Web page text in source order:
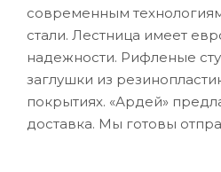
современным
стали. Лестница имеет
надежности. Рифленые
заглушки из
покрытиях. «Ардей»
доставка. Мы готовы